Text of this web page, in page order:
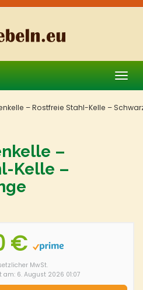
– Rostfreie Stahl-Kelle –
–
Kelle –
€
MwSt.
6. August 2026 01:07